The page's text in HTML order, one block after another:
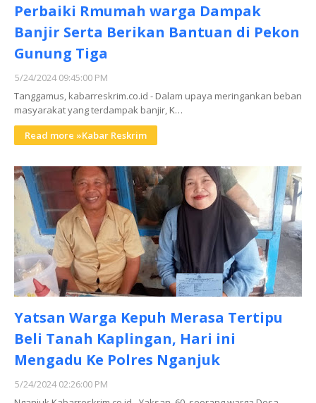
Perbaiki Rmumah warga Dampak
Banjir Serta Berikan Bantuan di Pekon
Gunung Tiga
5/24/2024 09:45:00 PM
Tanggamus, kabarreskrim.co.id - Dalam upaya meringankan beban
masyarakat yang terdampak banjir, K…
Read more »Kabar Reskrim
Yatsan Warga Kepuh Merasa Tertipu
Beli Tanah Kaplingan, Hari ini
Mengadu Ke Polres Nganjuk
5/24/2024 02:26:00 PM